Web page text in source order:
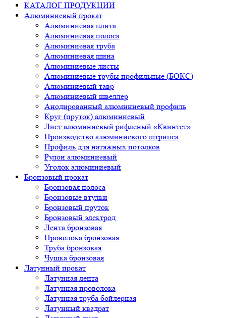
КАТАЛОГ ПРОДУКЦИИ
Алюминиевый прокат
Алюминиевая плита
Алюминиевая полоса
Алюминиевая труба
Алюминиевая шина
Алюминиевые листы
Алюминиевые трубы профильные (БОКС)
Алюминиевый тавр
Алюминиевый швеллер
Анодированный алюминиевый профиль
Круг (пруток) алюминиевый
Лист алюминиевый рифленый «Квинтет»
Производство алюминиевого штрипса
Профиль для натяжных потолков
Рулон алюминиевый
Уголок алюминиевый
Бронзовый прокат
Бронзовая полоса
Бронзовые втулки
Бронзовый пруток
Бронзовый электрод
Лента бронзовая
Проволока бронзовая
Труба бронзовая
Чушка бронзовая
Латунный прокат
Латунная лента
Латунная проволока
Латунная труба бойлерная
Латунный квадрат